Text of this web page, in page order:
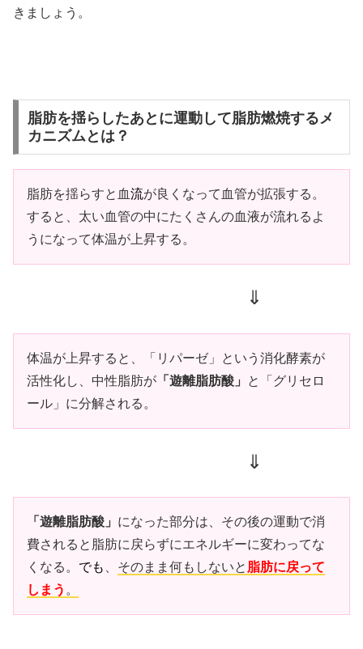
きましょう。
脂肪を揺らしたあとに運動して脂肪燃焼するメ
カニズムとは？
脂肪を揺らすと血流が良くなって血管が拡張する。
すると、太い血管の中にたくさんの血液が流れるよ
うになって体温が上昇する。
⇓
体温が上昇すると、「リパーゼ」という消化酵素が
活性化し、中性脂肪が 「遊離脂肪酸」
と「グリセロ
ール」に分解される。
⇓
「遊離脂肪酸」 になった部分は、その後の運動で消
費されると脂肪に戻らずにエネルギーに変わってな
くなる。 でも そのまま何もしないと 脂肪に戻って
しまう 。